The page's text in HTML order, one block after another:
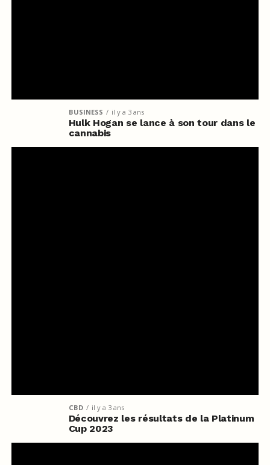
BUSINESS il y a 3 ans
Hulk Hogan se lance à son tour dans le
cannabis
CBD il y a 3 ans
Découvrez les résultats de la Platinum
Cup 2023